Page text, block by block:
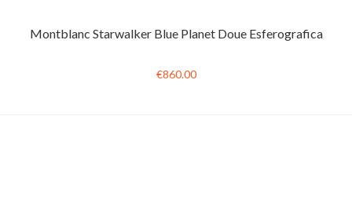
Montblanc Starwalker Blue Planet Doue Esferografica
€860.00